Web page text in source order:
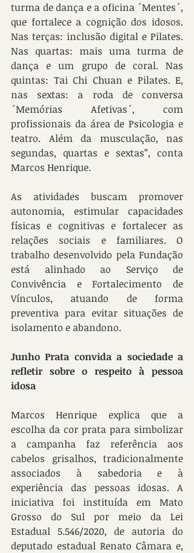
turma de dança e a oficina ´Mentes´,
que fortalece a cognição dos idosos.
Nas terças: inclusão digital e Pilates.
Nas quartas: mais uma turma de
dança e um grupo de coral. Nas
quintas: Tai Chi Chuan e Pilates. E,
nas sextas: a roda de conversa
´Memórias Afetivas´, com
profissionais da área de Psicologia e
teatro. Além da musculação, nas
segundas, quartas e sextas”, conta
Marcos Henrique.
As atividades buscam promover
autonomia, estimular capacidades
físicas e cognitivas e fortalecer as
relações sociais e familiares. O
trabalho desenvolvido pela Fundação
está alinhado ao Serviço de
Convivência e Fortalecimento de
Vínculos, atuando de forma
preventiva para evitar situações de
isolamento e abandono.
Junho Prata convida a sociedade a
refletir sobre o respeito à pessoa
idosa
Marcos Henrique explica que a
escolha da cor prata para simbolizar
a campanha faz referência aos
cabelos grisalhos, tradicionalmente
associados à sabedoria e à
experiência das pessoas idosas. A
iniciativa foi instituída em Mato
Grosso do Sul por meio da Lei
Estadual 5.546/2020, de autoria do
deputado estadual Renato Câmara e,